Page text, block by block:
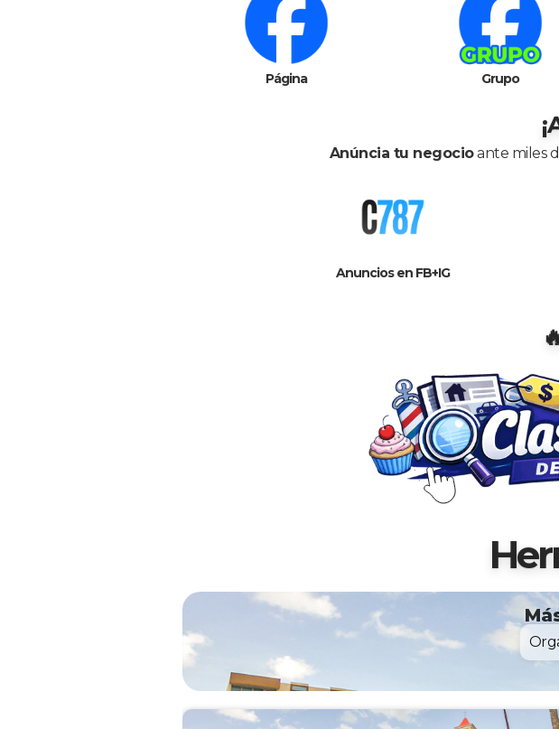
Página Grupo
Anúncia tu negocioante miles
Anuncios en FB+IG